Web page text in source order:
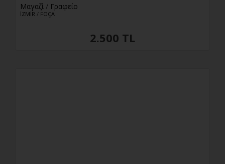
Μαγαζί / Γραφείο
İZMİR / FOÇA
2.500 TL